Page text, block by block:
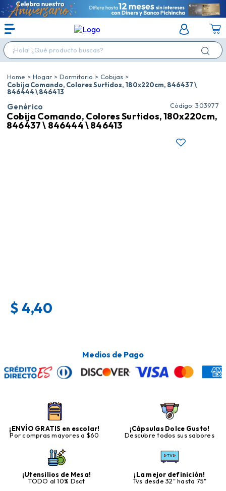
¡Hola! ¿Qué producto buscas?
Hogar Dormitorio
Cobijas
Cobija Comando, Colores Surtidos, 180x220cm, 846437 \
846444 \ 846413
Genérico : 303977
Cobija Comando, Colores Surtidos, 180x220cm,
846437 \ 846444 \ 846413
$4,40
Medios de Pago
¡ENVÍO GRATIS en escolar!
Por compras mayores a $60
¡Cápsulas Dolce Gusto!
Descubre todos sus sabores
¡Utensilios de Mesa!
TODO al 10% Dsct
¡La mejor definición!
Tvs desde 32" hasta 75"